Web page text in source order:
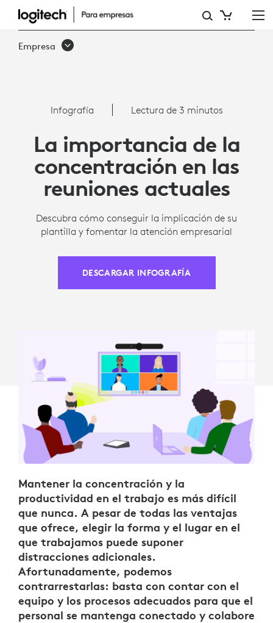
LA
IMPORTANCIA
CONCENTRACIÓN
LAS
REUNIONES
ACTUALES
Empresa
Infografía Lectura de 3 minutos
La importancia de la
concentración en las
reuniones actuales
Descubra cómo conseguir la implicación de su
plantilla y fomentar la atención empresarial
DESCARGAR INFOGRAFÍA
Mantener la concentración y la
productividad en el trabajo es más difícil
que nunca. A pesar de todas las ventajas
que ofrece, elegir la forma y el lugar en el
que trabajamos puede suponer
distracciones adicionales.
Afortunadamente, podemos
contrarrestarlas: basta con contar con el
equipo y los procesos adecuados para que el
personal se mantenga conectado y colabore